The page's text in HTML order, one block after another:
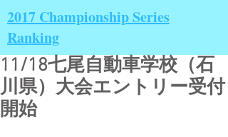
2017 Championship Series
Ranking
11/18七尾自動車学校（石
川県）大会エントリー受付
開始